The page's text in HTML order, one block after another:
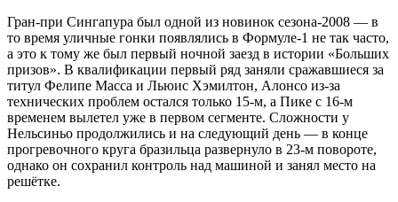
Гран-при Сингапура был одной из новинок сезона-2008 — в
то время уличные гонки появлялись в Формуле-1 не так часто,
а это к тому же был первый ночной заезд в истории «Больших
призов». В квалификации первый ряд заняли сражавшиеся за
титул Фелипе Масса и Льюис Хэмилтон, Алонсо из-за
технических проблем остался только 15-м, а Пике с 16-м
временем вылетел уже в первом сегменте. Сложности у
Нельсиньо продолжились и на следующий день — в конце
прогревочного круга бразильца развернуло в 23-м повороте,
однако он сохранил контроль над машиной и занял место на
решётке.